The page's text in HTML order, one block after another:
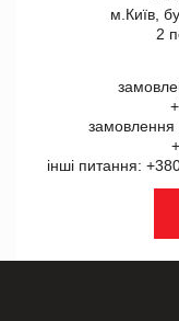
м.Київ,
2
замовлення
інші питання: